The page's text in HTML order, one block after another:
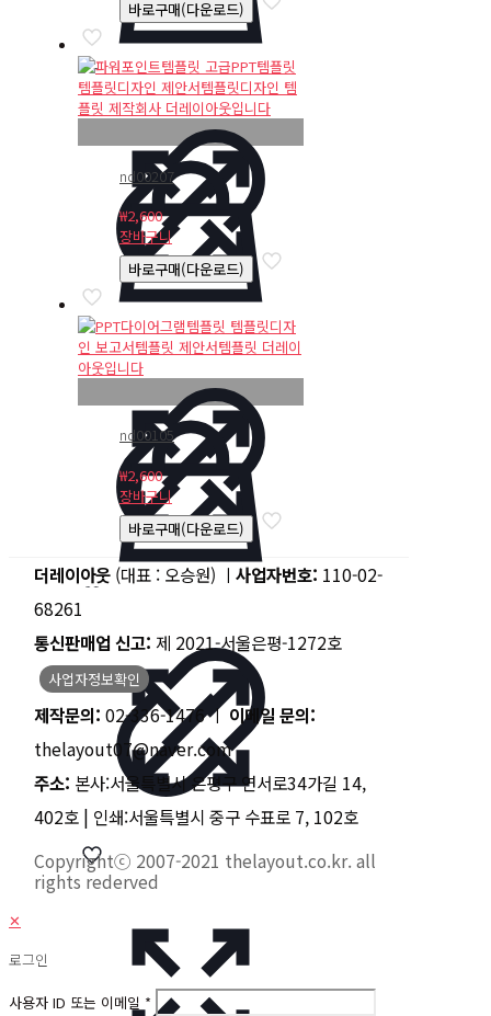
바로구매(다운로드)
nd00207
₩2,600
장바구니
바로구매(다운로드)
nd00105
₩2,600
장바구니
바로구매(다운로드)
더레이아웃 (대표 : 오승원) ㅣ 사업자번호: 110-02-
68261
통신판매업 신고: 제 2021-서울은평-1272호
사업자정보확인
제작문의: 02-336-1476 ㅣ 이메일 문의:
thelayout07@naver.com
주소: 본사:서울특별시 은평구 연서로34가길 14,
402호 | 인쇄:서울특별시 중구 수표로 7, 102호
Copyrightⓒ 2007-2021 thelayout.co.kr. all
rights rederved
✕
로그인
사용자 ID 또는 이메일 *